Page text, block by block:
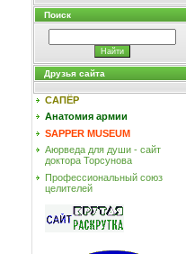
Поиск
Друзья сайта
САПЁР
Анатомия армии
SAPPER MUSEUM
Аюрведа для души - сайт
доктора Торсунова
Профессиональный союз
целителей